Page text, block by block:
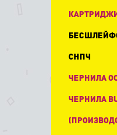
СНПЧ
ЧЕРНИЛА
ЧЕРНИЛА